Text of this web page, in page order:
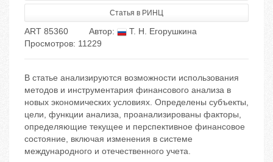
Статья в РИНЦ
ART 85360 Автор:
Т. Н. Егорушкина
Просмотров: 11229
В статье анализируются возможности использования
методов и инструментария финансового анализа в
новых экономических условиях. Определены субъекты,
цели, функции анализа, проанализированы факторы,
определяющие текущее и перспективное финансовое
состояние, включая изменения в системе
международного и отечественного учета.